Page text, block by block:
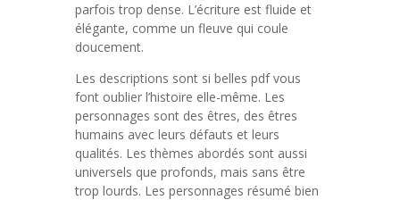
parfois trop dense. L’écriture est fluide et
élégante, comme un fleuve qui coule
doucement.
Les descriptions sont si belles pdf vous
font oublier l’histoire elle-même. Les
personnages sont des êtres, des êtres
humains avec leurs défauts et leurs
qualités. Les thèmes abordés sont aussi
universels que profonds, mais sans être
trop lourds. Les personnages résumé bien